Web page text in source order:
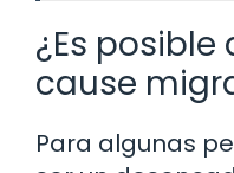
¿Es
cause
Para algunas